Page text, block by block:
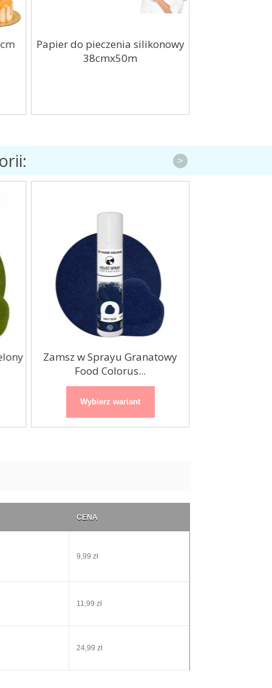
Papier do pieczenia silikonowy
38cmx50m
Zamsz w Sprayu Granatowy
Food Colorus...
Wybierz wariant
>
CENA
9,99 zł
11,99 zł
24,99 zł